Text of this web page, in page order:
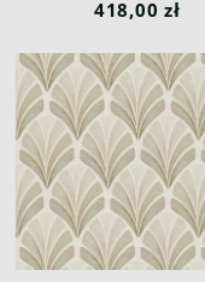
418,00 zł